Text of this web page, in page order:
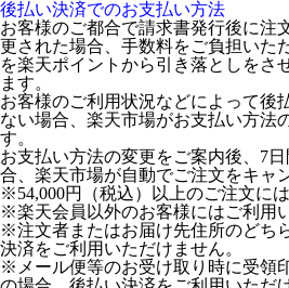
後払い決済でのお支払い方法
お客様のご都合で請求書発行後に注
更された場合、手数料をご負担いた
を楽天ポイントから引き落としをさ
ます。
お客様のご利用状況などによって後
ない場合、楽天市場がお支払い方法
す。
お支払い方法の変更をご案内後、7
合、楽天市場が自動でご注文をキャ
※54,000円（税込）以上のご注文に
※楽天会員以外のお客様にはご利用
※注文者またはお届け先住所のどち
決済をご利用いただけません。
※メール便等のお受け取り時に受領